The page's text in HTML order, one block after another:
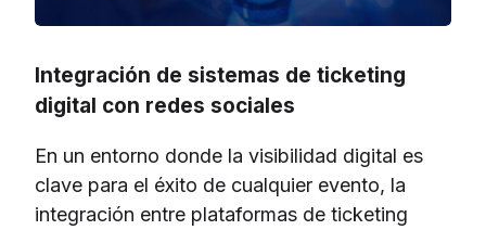
Integración de sistemas de ticketing
digital con redes sociales
En un entorno donde la visibilidad digital es
clave para el éxito de cualquier evento, la
integración entre plataformas de ticketing